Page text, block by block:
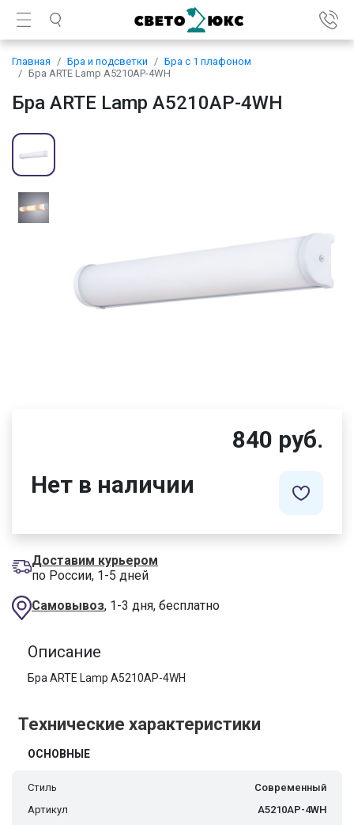
Главная Бра и подсветки
Бра с 1 плафоном
Бра ARTE Lamp A5210AP-4WH
Бра ARTE Lamp A5210AP-4WH
840 руб.
Нет в наличии
Доставим курьером
по России, 1-5 дней
Самовывоз, 1-3 дня, бесплатно
Описание
Бра ARTE Lamp A5210AP-4WH
Технические характеристики
ОСНОВНЫЕ
Стиль
Современный
Артикул
A5210AP-4WH